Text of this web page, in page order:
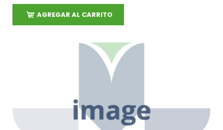
AGREGAR AL CARRITO